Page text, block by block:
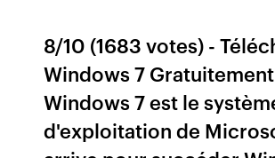
8/10 (1683 votes) -
Windows 7
Windows 7 est le
d'exploitation de